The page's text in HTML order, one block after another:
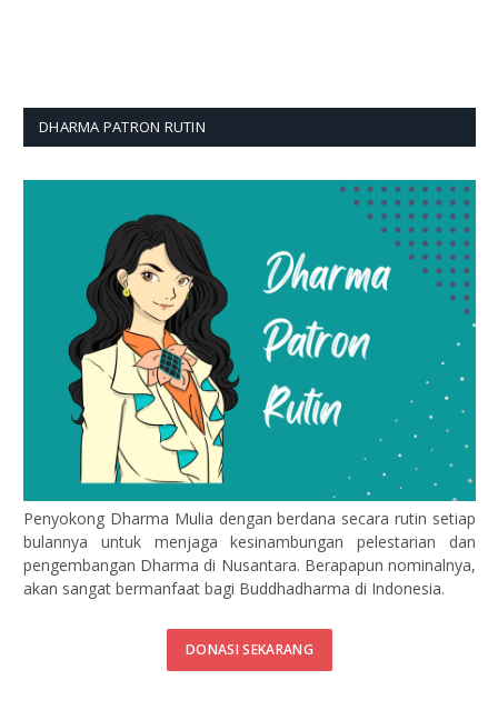
DHARMA PATRON RUTIN
Penyokong Dharma Mulia dengan berdana secara rutin setiap
bulannya untuk menjaga kesinambungan pelestarian dan
pengembangan Dharma di Nusantara. Berapapun nominalnya,
akan sangat bermanfaat bagi Buddhadharma di Indonesia.
DONASI SEKARANG